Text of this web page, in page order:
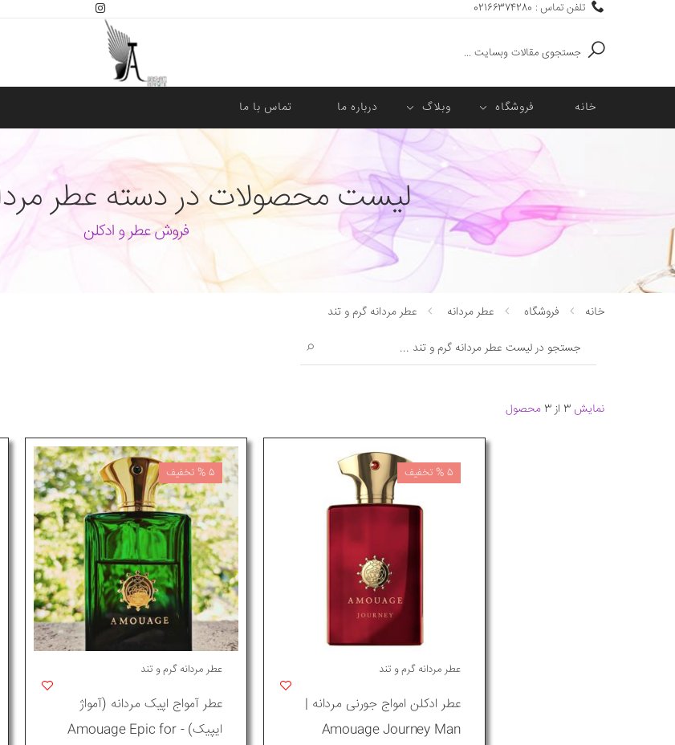
تلفن تماس : 02166374280
جستجو
خانه فروشگاه وبلاگ درباره ما تماس با ما
لیست محصولات در دسته عطر
فروش عطر و ادکلن
خانه فروشگاه عطر مردانه عطر مردانه گرم و تند
نمایش 3 از 3 محصول
5 % تخفیف
عطر مردانه گرم و تند
عطر ادکلن امواج جورنی مردانه |
Amouage Journey Man
5 % تخفیف
عطر مردانه گرم و تند
عطر آمواج اپیک مردانه (آمواژ
ایپیک) - Amouage Epic for